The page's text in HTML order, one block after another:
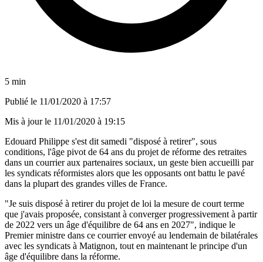
5 min
Publié le 11/01/2020 à 17:57
Mis à jour le 11/01/2020 à 19:15
Edouard Philippe s'est dit samedi "disposé à retirer", sous
conditions, l'âge pivot de 64 ans du projet de réforme des retraites
dans un courrier aux partenaires sociaux, un geste bien accueilli par
les syndicats réformistes alors que les opposants ont battu le pavé
dans la plupart des grandes villes de France.
"Je suis disposé à retirer du projet de loi la mesure de court terme
que j'avais proposée, consistant à converger progressivement à partir
de 2022 vers un âge d'équilibre de 64 ans en 2027", indique le
Premier ministre dans ce courrier envoyé au lendemain de bilatérales
avec les syndicats à Matignon, tout en maintenant le principe d'un
âge d'équilibre dans la réforme.